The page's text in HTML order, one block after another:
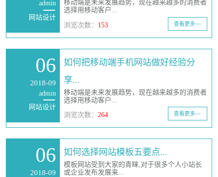
admin
网站设计
移动端是未来发展趋势，现在越来越多的消费者
选择用移动客户...
浏览次数： 153 查看更多>>
06
2018-09
admin
网站设计
如何把移动端手机网站做好经验分
享...
移动端是未来发展趋势，现在越来越多的消费者
选择用移动客户...
浏览次数：264 查看更多>>
06
2018-09
如何选择网站模板五要点...
模板网站受到大家的青睐,对于很多个人小站长
或企业发布发展来...